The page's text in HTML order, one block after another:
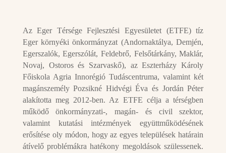
Az Eger Térsége Fejlesztési Egyesületet (ETFE) tíz
Eger környéki önkormányzat (Andornaktálya, Demjén,
Egerszalók, Egerszólát, Feldebrő, Felsőtárkány, Maklár,
Novaj, Ostoros és Szarvaskő), az Eszterházy Károly
Főiskola Agria Innorégió Tudáscentruma, valamint két
magánszemély Pozsikné Hidvégi Éva és Jordán Péter
alakította meg 2012-ben. Az ETFE célja a térségben
működő önkormányzati-, magán- és civil szektor,
valamint kutatási intézmények együttműködésének
erősítése oly módon, hogy az egyes települések határain
átívelő problémákra hatékony megoldások szülessenek.